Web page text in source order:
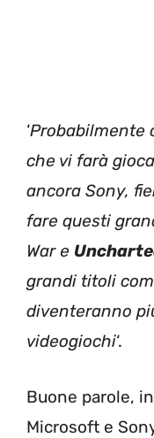
‘Probabilmente
che vi farà
ancora Sony,
fare questi
War e
grandi titoli
diventeranno
videogiochi‘.
Buone parole,
Microsoft e